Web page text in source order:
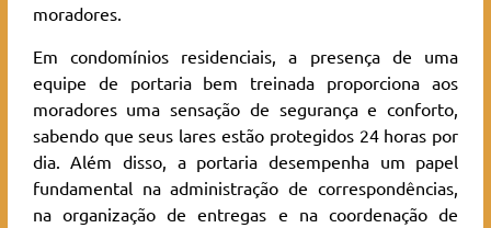
moradores.
Em condomínios residenciais, a presença de uma
equipe de portaria bem treinada proporciona aos
moradores uma sensação de segurança e conforto,
sabendo que seus lares estão protegidos 24 horas por
dia. Além disso, a portaria desempenha um papel
fundamental na administração de correspondências,
na organização de entregas e na coordenação de